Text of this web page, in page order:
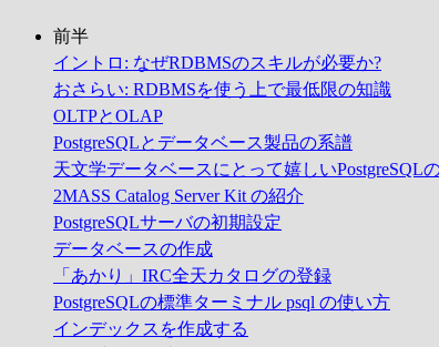
前半
イントロ: なぜRDBMSのスキルが必要か?
おさらい: RDBMSを使う上で最低限の知識
OLTPとOLAP
PostgreSQLとデータベース製品の系譜
天文学データベースにとって嬉しいPostgreSQL
2MASS Catalog Server Kit の紹介
PostgreSQLサーバの初期設定
データベースの作成
「あかり」IRC全天カタログの登録
PostgreSQLの標準ターミナル psql の使い方
インデックスを作成する